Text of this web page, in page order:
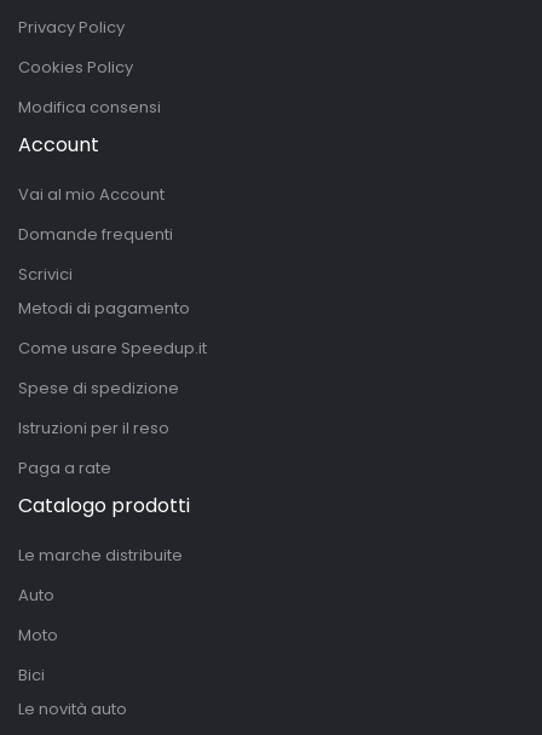
Privacy Policy
Cookies Policy
Modifica consensi
Account
Vai al mio Account
Domande frequenti
Scrivici
Metodi di pagamento
Come usare Speedup.it
Spese di spedizione
Istruzioni per il reso
Paga a rate
Catalogo prodotti
Le marche distribuite
Auto
Moto
Bici
Le novità auto